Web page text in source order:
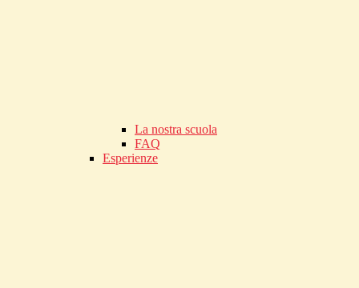
La nostra scuola
FAQ
Esperienze